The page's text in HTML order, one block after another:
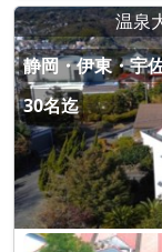
温泉
静岡・伊東・宇
30名迄